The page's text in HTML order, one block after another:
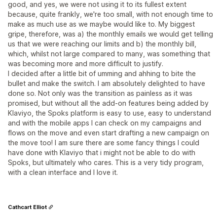
good, and yes, we were not using it to its fullest extent
because, quite frankly, we're too small, with not enough time to
make as much use as we maybe would like to. My biggest
gripe, therefore, was a) the monthly emails we would get telling
us that we were reaching our limits and b) the monthly bill,
which, whilst not large compared to many, was something that
was becoming more and more difficult to justify.
I decided after a little bit of umming and ahhing to bite the
bullet and make the switch. I am absolutely delighted to have
done so. Not only was the transition as painless as it was
promised, but without all the add-on features being added by
Klaviyo, the Spoks platform is easy to use, easy to understand
and with the mobile apps I can check on my campaigns and
flows on the move and even start drafting a new campaign on
the move too! I am sure there are some fancy things I could
have done with Klaviyo that i might not be able to do with
Spoks, but ultimately who cares. This is a very tidy program,
with a clean interface and I love it.
Cathcart Elliot